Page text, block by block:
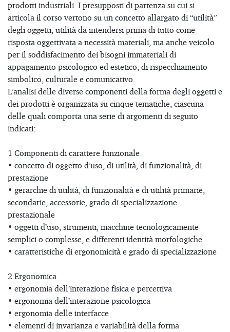
prodotti industriali. I presupposti di partenza su cui si
articola il corso vertono su un concetto allargato di “utilità”
degli oggetti, utilità da intendersi prima di tutto come
risposta oggettivata a necessità materiali, ma anche veicolo
per il soddisfacimento dei bisogni immateriali di
appagamento psicologico ed estetico, di rispecchiamento
simbolico, culturale e comunicativo.
L’analisi delle diverse componenti della forma degli oggetti e
dei prodotti è organizzata su cinque tematiche, ciascuna
delle quali comporta una serie di argomenti di seguito
indicati:
1 Componenti di carattere funzionale
• concetto di oggetto d’uso, di utilità, di funzionalità, di
prestazione
• gerarchie di utilità, di funzionalità e di utilità primarie,
secondarie, accessorie, grado di specializzazione
prestazionale
• oggetti d’uso, strumenti, macchine tecnologicamente
semplici o complesse, e differenti identità morfologiche
• caratteristiche di ergonomicità e grado di specializzazione
2 Ergonomica
• ergonomia dell’interazione fisica e percettiva
• ergonomia dell’interazione psicologica
• ergonomia delle interfacce
• elementi di invarianza e variabilità della forma